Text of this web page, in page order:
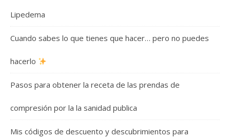
Lipedema
Cuando sabes lo que tienes que hacer… pero no puedes
hacerlo
Pasos para obtener la receta de las prendas de
compresión por la la sanidad publica
Mis códigos de descuento y descubrimientos para